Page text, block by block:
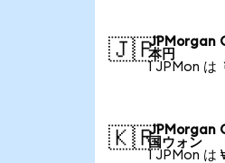
🇯🇵JPMorgan
本円
1 JPMon は
🇰🇷JPMorgan
国ウォン
1 JPMon は